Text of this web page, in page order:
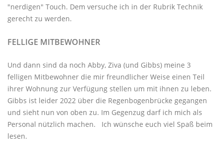
"nerdigen" Touch. Dem versuche ich in der Rubrik Technik
gerecht zu werden.
FELLIGE MITBEWOHNER
Und dann sind da noch Abby, Ziva (und Gibbs) meine 3
felligen Mitbewohner die mir freundlicher Weise einen Teil
ihrer Wohnung zur Verfügung stellen um mit ihnen zu leben.
Gibbs ist leider 2022 über die Regenbogenbrücke gegangen
und sieht nun von oben zu. Im Gegenzug darf ich mich als
Personal nützlich machen. Ich wünsche euch viel Spaß beim
lesen.